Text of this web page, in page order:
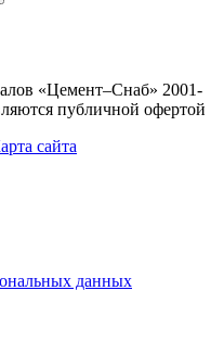
«Цемент–Снаб» 2001-
публичной офертой
сайта
данных